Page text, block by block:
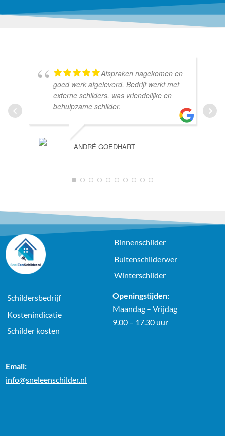
Afspraken nagekomen en
goed werk afgeleverd. Bedrijf werkt met
externe schilders, was vriendelijke en
behulpzame schilder.
ANDRÉ GOEDHART
Binnenschilder
Buitenschilderwer
Winterschilder
Schildersbedrijf
Kostenindicatie
Schilder kosten
Openingstijden:
Maandag – Vrijdag
9.00 – 17.30 uur
Email:
info@sneleenschilder.nl